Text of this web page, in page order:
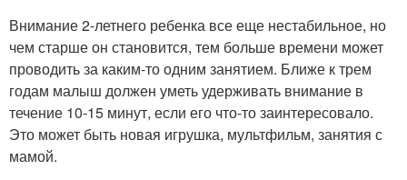
Внимание 2-летнего ребенка все еще нестабильное, но
чем старше он становится, тем больше времени может
проводить за каким-то одним занятием. Ближе к трем
годам малыш должен уметь удерживать внимание в
течение 10-15 минут, если его что-то заинтересовало.
Это может быть новая игрушка, мультфильм, занятия с
мамой.